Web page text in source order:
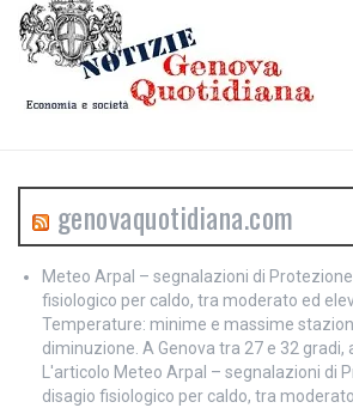
genovaquotidiana.com
Meteo Arpal – segnalazioni di
fisiologico per caldo, tra moderato ed
Temperature: minime e massime
diminuzione. A Genova tra 27 e 32 gradi,
L'articolo Meteo Arpal – segnalazioni di
disagio fisiologico per caldo, tra